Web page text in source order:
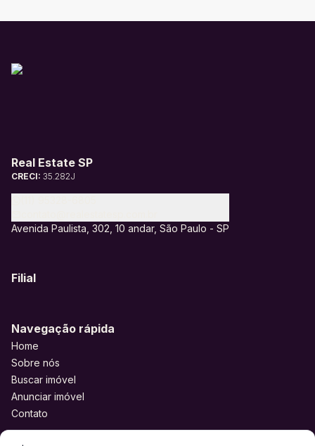
Real Estate SP
CRECI: 35.282J
Avenida Paulista, 302, 10 andar, São Paulo - SP
Filial
Navegação rápida
Home
Sobre nós
Buscar imóvel
Anunciar imóvel
Contato